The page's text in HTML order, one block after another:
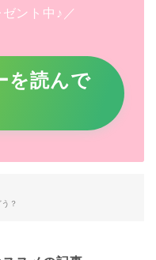
ント中♪／
を読んで
？